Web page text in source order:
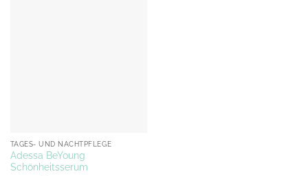
TAGES- UND NACHTPFLEGE
Adessa BeYoung
Schönheitsserum